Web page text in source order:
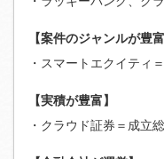
【案件のジャンルが豊富
・スマートエクイティ
【実積が豊富】
・クラウド証券＝成立